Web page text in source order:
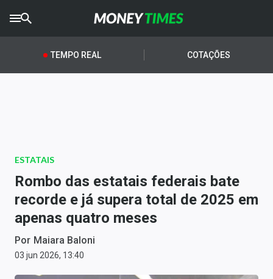
CRYPTOTIMES
AGROTIMES
Newsletters
Money Trader
Anuncie
Últimas Notícias
TEMPO REAL COTAÇÕES
ESTATAIS
Rombo das estatais federais bate
recorde e já supera total de 2025 em
apenas quatro meses
Por Maiara Baloni
03 jun 2026, 13:40